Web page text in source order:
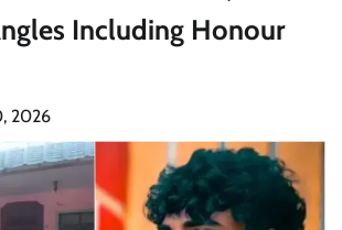
Including Honour
2026